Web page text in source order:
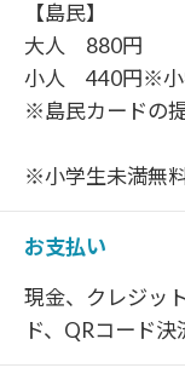
【島民】
大人 880円
小人 440円※小
※島民カードの
※小学生未満無
お支払い
現金、クレジッ
ド、QRコード決